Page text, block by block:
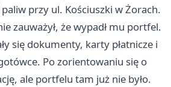
przy ul. Kościuszki w Żorach.
zauważył, że wypadł mu portfel.
się dokumenty, karty płatnicze i
Po zorientowaniu się o
ale portfelu tam już nie było.